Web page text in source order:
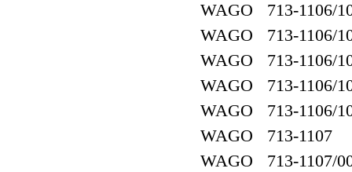
WAGO 713-1106/
WAGO 713-1106/
WAGO 713-1106/
WAGO 713-1106/
WAGO 713-1106/
WAGO 713-1107
WAGO 713-1107/